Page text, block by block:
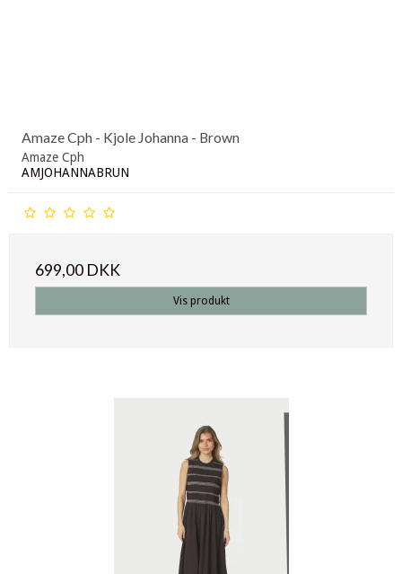
Amaze Cph - Kjole Johanna - Brown
Amaze Cph
AMJOHANNABRUN
699,00 DKK
Vis produkt